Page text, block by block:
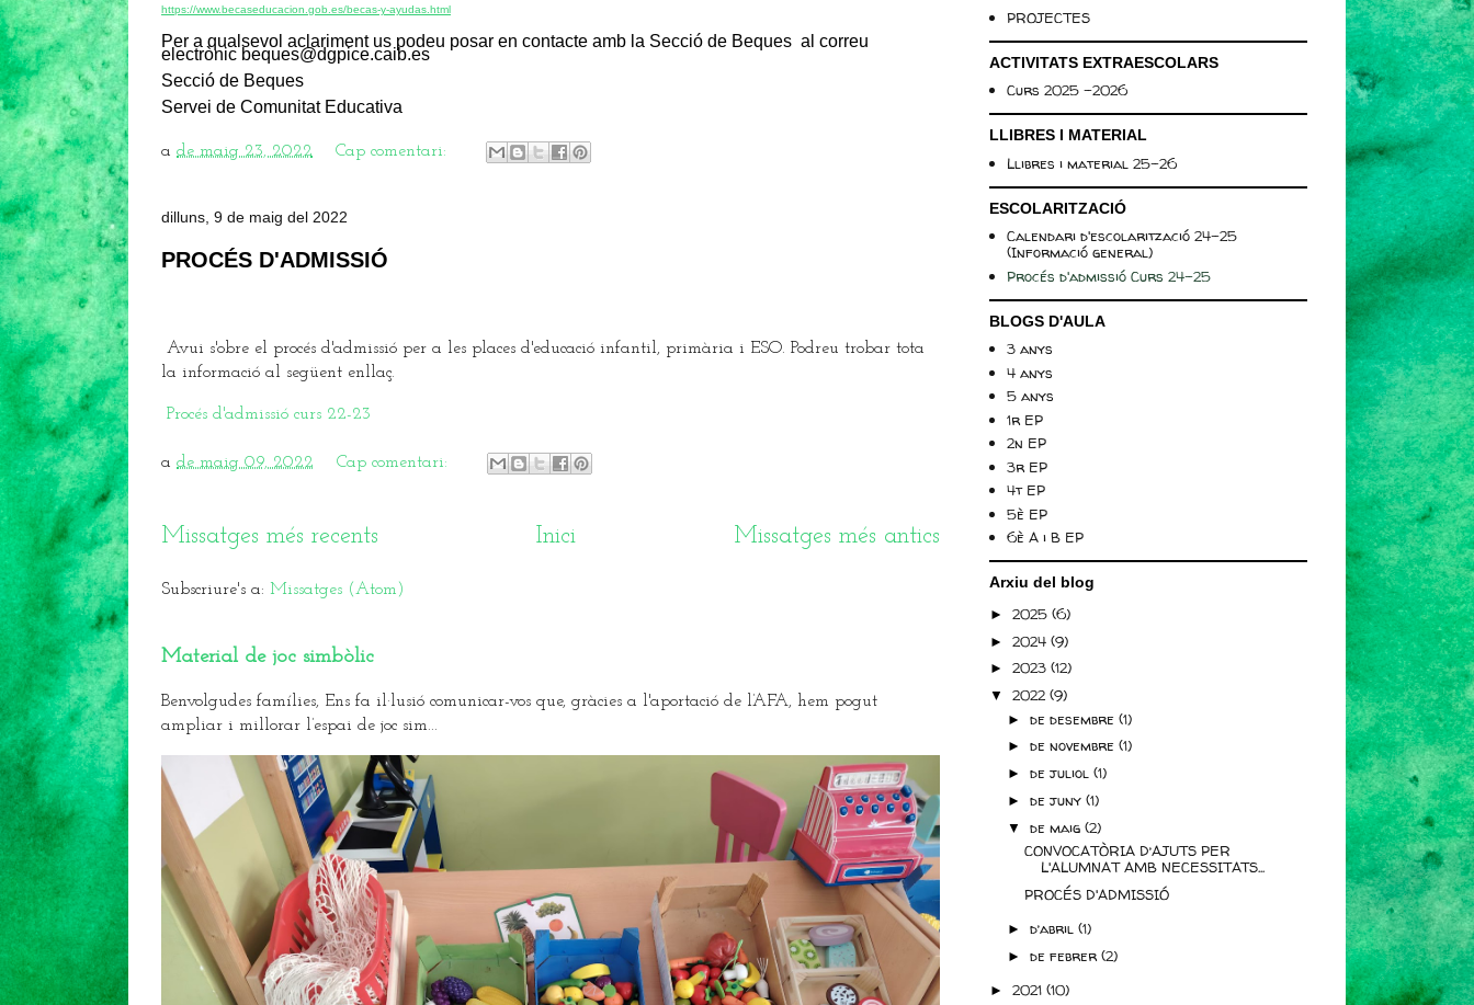
https://www.becaseducacion.gob.es/becas-y-ayudas.html
Per a qualsevol aclariment us podeu posar en contacte amb la Secció de Beques al correu
electrònic beques@dgpice.caib.es
Secció de Beques
Servei de Comunitat Educativa
a de maig 23, 2022 Cap comentari:
dilluns, 9 de maig del 2022
PROCÉS D'ADMISSIÓ
Avui s'obre el procés d'admissió per a les places d'educació infantil, primària i ESO. Podreu trobar tota
la informació al següent enllaç.
Procés d'admissió curs 22-23
a de maig 09, 2022 Cap comentari:
Missatges més recents Missatges més antics
Inici
Subscriure's a: Missatges (Atom)
Material de joc simbòlic
Benvolgudes famílies, Ens fa il·lusió comunicar-vos que, gràcies a l'aportació de l’AFA, hem pogut
ampliar i millorar l’espai de joc sim...
PROJECTES
ACTIVITATS EXTRAESCOLARS
Curs 2025 -2026
LLIBRES I MATERIAL
Llibres i material 25-26
ESCOLARITZACIÓ
Calendari d'escolarització 24-25
(Informació general)
Procés d'admissió Curs 24-25
BLOGS D'AULA
3 anys
4 anys
5 anys
1r EP
2n EP
3r EP
4t EP
5è EP
6è A i B EP
Arxiu del blog
► 2025 (6)
► 2024 (9)
► 2023 (12)
▼ 2022 (9)
► de desembre (1)
► de novembre (1)
► de juliol (1)
► de juny (1)
▼ de maig (2)
CONVOCATÒRIA D’AJUTS PER
L'ALUMNAT AMB NECESSITATS...
PROCÉS D'ADMISSIÓ
► d’abril (1)
► de febrer(2)
► 2021 (10)